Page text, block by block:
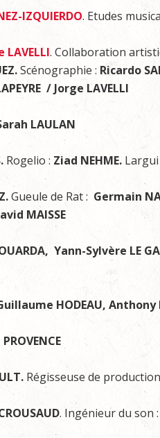
IZQUIERDO. Etudes
LAVELLI. Collaboration
Scénographie : Ricardo
/ Jorge LAVELLI
LAULAN
Rogelio : Ziad NEHME. Largui
Gueule de Rat : Germain
MAISSE
Yann-Sylvère LE
HODEAU, Anthony
Régisseuse de
. Ingénieur du son :